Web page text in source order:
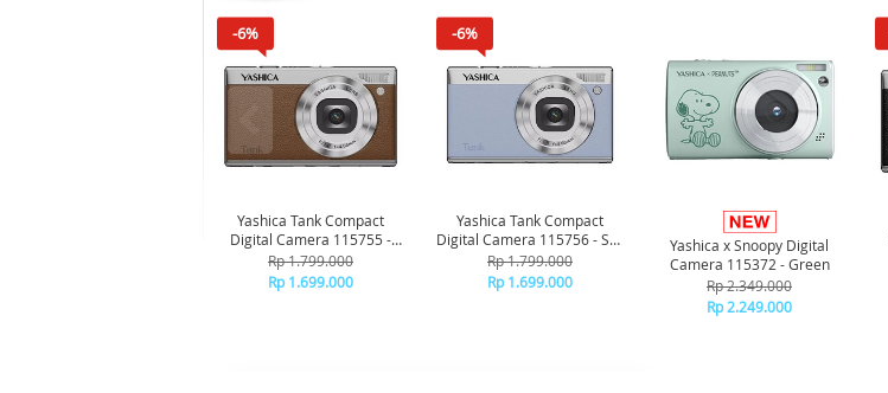
-6%
Yashica Tank Compact
Digital Camera 115755 -
Brown
Rp 1.799.000
Rp 1.699.000
-6%
Yashica Tank Compact
Digital Camera 115756 - Sky
Blue
Rp 1.799.000
Rp 1.699.000
Yashica x Snoopy Digital
Camera 115372 - Green
Rp 2.349.000
Rp 2.249.000